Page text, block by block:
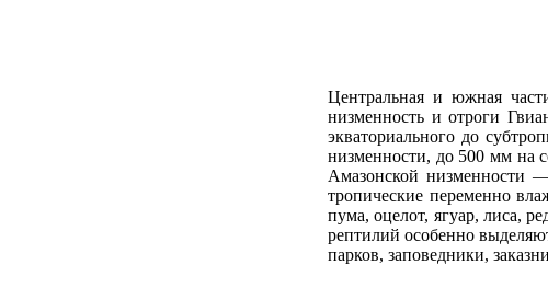
Центральная и южная
низменность и отроги
экваториального до
низменности, до 500 мм на
Амазонской низменности
тропические переменно
пума, оцелот, ягуар, лиса,
рептилий особенно
парков, заповедники,